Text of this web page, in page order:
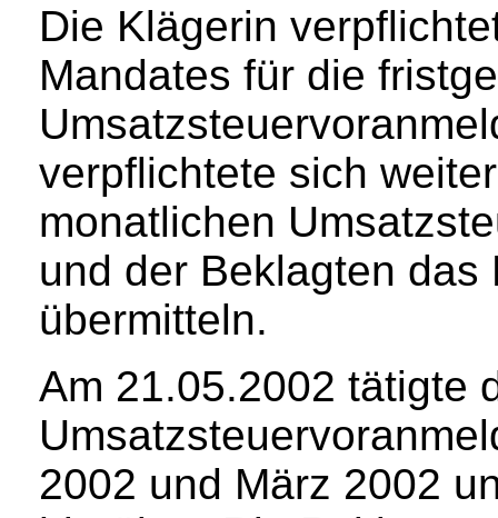
Die Klägerin
Mandates für die
verpflichtete sich
monatlichen
und der Beklagten
übermitteln.
Am 21.05.2002 tätigte
2002 und März 2002